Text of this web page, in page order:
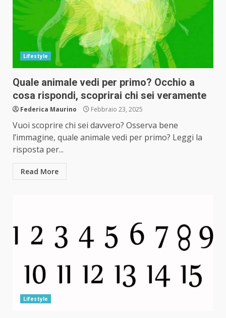
Lifestyle
Quale animale vedi per primo? Occhio a
cosa rispondi, scoprirai chi sei veramente
Federica Maurino Febbraio 23, 2025
Vuoi scoprire chi sei davvero? Osserva bene
l’immagine, quale animale vedi per primo? Leggi la
risposta per...
Read More
Lifestyle